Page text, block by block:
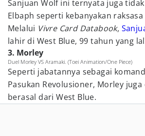
Sanjuan Wolf ini ternyata juga
Elbaph seperti kebanyakan
Melalui Vivre Card Databook,
lahir di West Blue, 99 tahun yang
3. Morley
Duel Morley VS Aramaki. (Toei Animation/One Piece)
Seperti jabatannya sebagai
Pasukan Revolusioner, Morley
berasal dari West Blue.